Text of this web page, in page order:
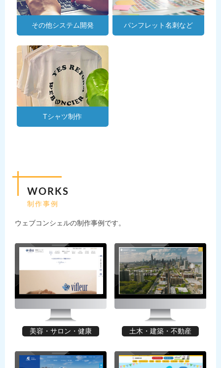
その他システム開発 パンフレット名刺など
Tシャツ制作
WORKS
制作事例
ウェブコンシェルの制作事例です。
美容・サロン・健康 土木・建築・不動産